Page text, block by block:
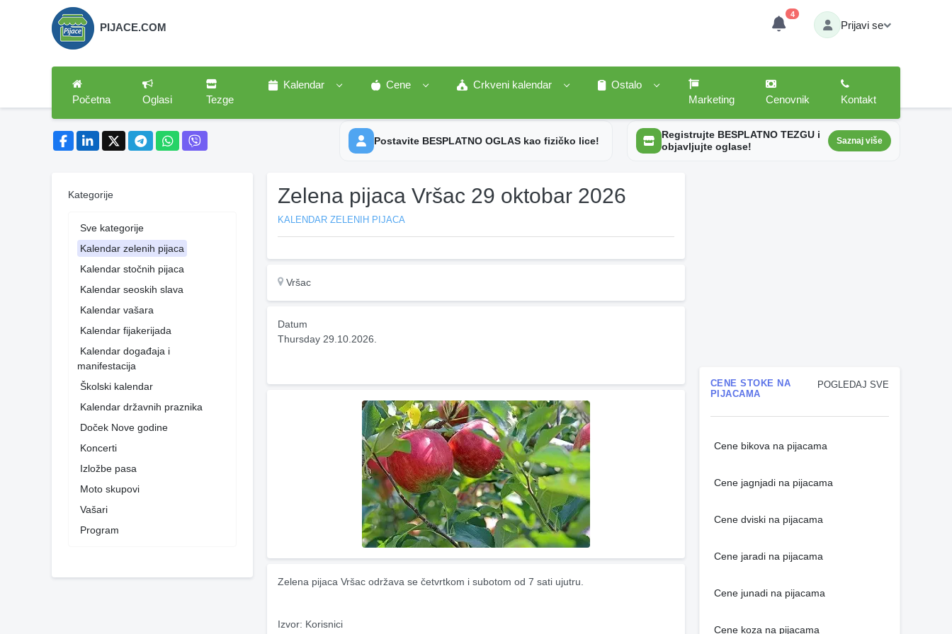
PIJACE.COM
4
Prijavi se
Početna Oglasi Tezge
Kalendar Cene Crkveni kalendar
Ostalo
Marketing
Cenovnik Kontakt
Postavite BESPLATNO OGLAS kao fizičko lice!
Registrujte BESPLATNO TEZGU i
objavljujte oglase!
Saznaj više
Kategorije
Sve kategorije
Kalendar zelenih pijaca
Kalendar stočnih pijaca
Kalendar seoskih slava
Kalendar vašara
Kalendar fijakerijada
Kalendar događaja i
manifestacija
Školski kalendar
Kalendar državnih praznika
Doček Nove godine
Koncerti
Izložbe pasa
Moto skupovi
Vašari
Program
Zelena pijaca Vršac 29 oktobar 2026
KALENDAR ZELENIH PIJACA
Vršac
Datum
Thursday 29.10.2026.
Zelena pijaca Vršac održava se četvrtkom i subotom od 7 sati ujutru.
Izvor: Korisnici
POGLEDAJ SVE
CENE STOKE NA
PIJACAMA
Cene bikova na pijacama
Cene jagnjadi na pijacama
Cene dviski na pijacama
Cene jaradi na pijacama
Cene junadi na pijacama
Cene koza na pijacama